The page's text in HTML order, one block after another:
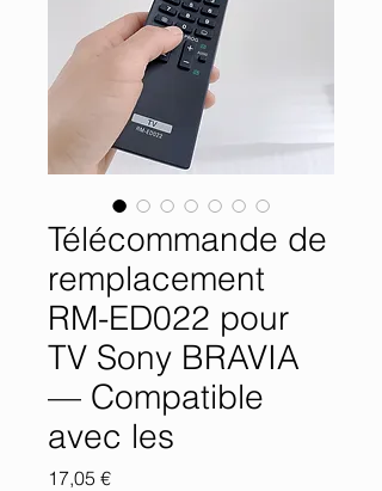
Télécommande de
remplacement
RM-ED022 pour
TV Sony BRAVIA
— Compatible
avec les
17,05 €Prix